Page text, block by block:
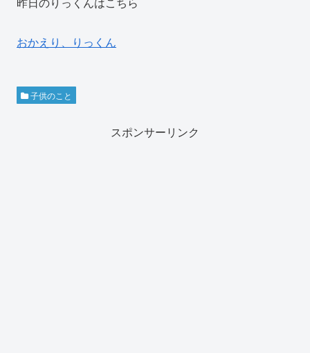
おかえり、りっくん
子供のこと
スポンサーリンク